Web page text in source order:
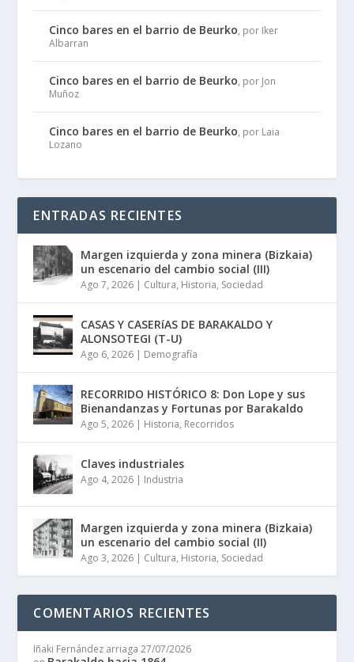
Cinco bares en el barrio de Beurko, por Iker
Albarran
Cinco bares en el barrio de Beurko, por Jon
Muñoz
Cinco bares en el barrio de Beurko, por Laia
Lozano
ENTRADAS RECIENTES
Margen izquierda y zona minera (Bizkaia)
un escenario del cambio social (III)
Ago 7, 2026 | Cultura, Historia, Sociedad
CASAS Y CASERíAS DE BARAKALDO Y
ALONSOTEGI (T-U)
Ago 6, 2026 | Demografía
RECORRIDO HISTÓRICO 8: Don Lope y sus
Bienandanzas y Fortunas por Barakaldo
Ago 5, 2026 | Historia, Recorridos
Claves industriales
Ago 4, 2026 | Industria
Margen izquierda y zona minera (Bizkaia)
un escenario del cambio social (II)
Ago 3, 2026 | Cultura, Historia, Sociedad
COMENTARIOS RECIENTES
Iñaki Fernández arriaga 27/07/2026